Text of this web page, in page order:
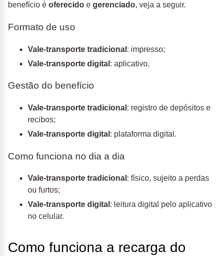
benefício é oferecido e gerenciado, veja a seguir.
Formato de uso
Vale-transporte tradicional : impresso;
Vale-transporte digital : aplicativo.
Gestão do benefício
Vale-transporte tradicional : registro de depósitos e
recibos;
Vale-transporte digital : plataforma digital.
Como funciona no dia a dia
Vale-transporte tradicional : físico, sujeito a perdas
ou furtos;
Vale-transporte digital : leitura digital pelo aplicativo
no celular.
Como funciona a recarga do